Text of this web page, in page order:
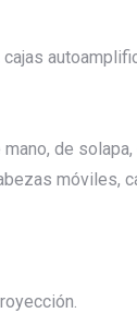
de
móviles,